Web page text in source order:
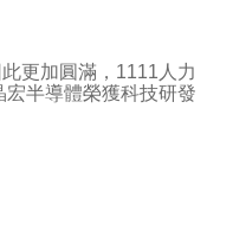
更加圓滿 ， 1111人力
宏半導體榮獲科技研發